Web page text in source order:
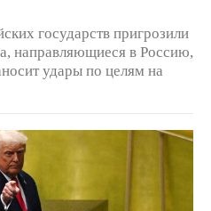
государств пригрозили
направляющиеся в Россию,
удары по целям на